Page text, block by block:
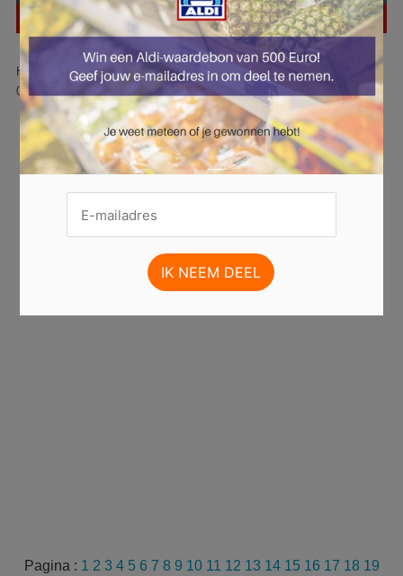
Hier is pagina 13 van 47 pagina's van de Aldi folder, geldig van
03.02.2025 tot 09.02.2025.
Pagina : 1 2 3 4 5 6 7 8 9 10 11 12 13 14 15 16 17 18 19